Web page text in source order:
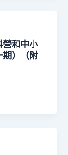
營和中小
期）（附